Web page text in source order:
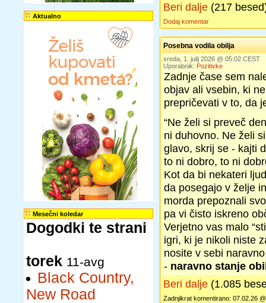
Aktualno
Mesečni koledar
Dogodki te strani
torek 11-avg
Black Country,
New Road
Beri dalje (217
Dodaj komentar
Posebna vodila obilja
sreda, 1. julij 2026 @ 05:02 CEST
Uporabnik: Pozitivke
Zadnje čase sem
objav ali vsebin, ki
prepričevati v to, da
“Ne želi si preveč
ni duhovno. Ne želi
glavo, skrij se - kajti
to ni dobro, to ni
Kot da bi nekateri
da posegajo v želje
morda prepoznali
pa vi čisto iskreno
Verjetno vas malo
igri, ki je nikoli niste
nosite v sebi
- naravno stanje
Beri dalje (1.085
Zadnjikrat komentirano: 07.02.26